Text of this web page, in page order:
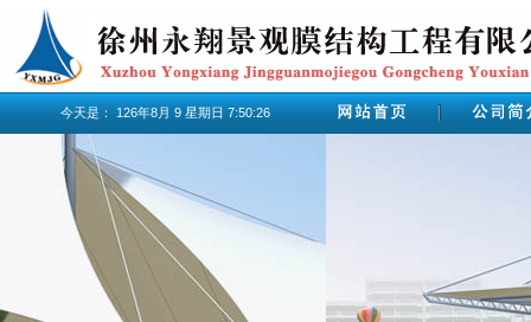
今天是： 126年8月 9 星期日 7:50:27